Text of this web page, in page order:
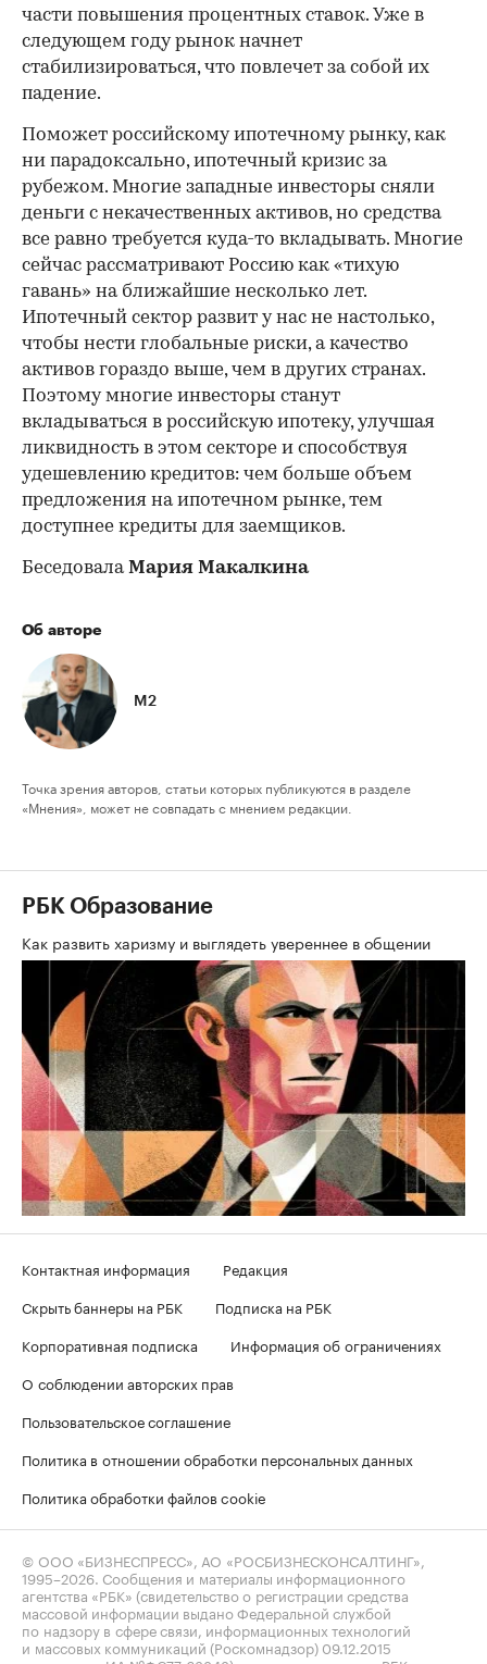
части повышения процентных ставок. Уже в
следующем году рынок начнет
стабилизироваться, что повлечет за собой их
падение.
Поможет российскому ипотечному рынку, как
ни парадоксально, ипотечный кризис за
рубежом. Многие западные инвесторы сняли
деньги с некачественных активов, но средства
все равно требуется куда-то вкладывать. Многие
сейчас рассматривают Россию как «тихую
гавань» на ближайшие несколько лет.
Ипотечный сектор развит у нас не настолько,
чтобы нести глобальные риски, а качество
активов гораздо выше, чем в других странах.
Поэтому многие инвесторы станут
вкладываться в российскую ипотеку, улучшая
ликвидность в этом секторе и способствуя
удешевлению кредитов: чем больше объем
предложения на ипотечном рынке, тем
доступнее кредиты для заемщиков.
БеседовалаМария Макалкина
Об авторе
М2
Точка зрения авторов, статьи которых публикуются в разделе
«Мнения», может не совпадать с мнением редакции.
РБК Образование
Как развить харизму и выглядеть увереннее в общении
Контактная информация
Редакция
Скрыть баннеры на РБК
Подписка на РБК
Корпоративная подписка
Информация об ограничениях
О соблюдении авторских прав
Пользовательское соглашение
Политика в отношении обработки персональных данных
Политика обработки файлов cookie
© ООО «БИЗНЕСПРЕСС», АО «РОСБИЗНЕСКОНСАЛТИНГ»,
1995–2026. Сообщения и материалы информационного
агентства «РБК» (свидетельство о регистрации средства
массовой информации выдано Федеральной службой
по надзору в сфере связи, информационных технологий
и массовых коммуникаций (Роскомнадзор) 09.12.2015